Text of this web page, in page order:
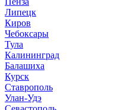
Липецк
Киров
Чебоксары
Тула
Калининград
Балашиха
Курск
Ставрополь
Улан-Удэ